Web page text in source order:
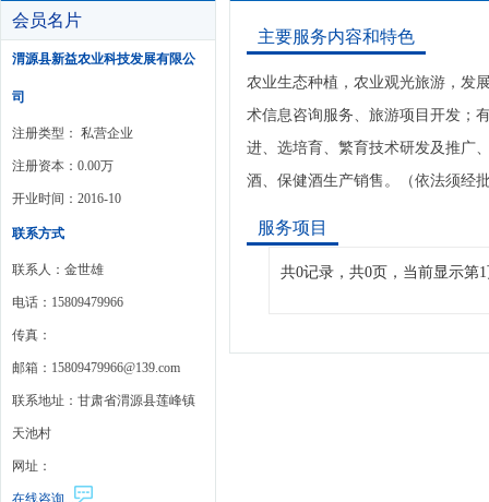
会员名片
渭源县新益农业科技发展有限公
司
注册类型： 私营企业
注册资本：0.00万
开业时间：2016-10
联系方式
联系人：金世雄
电话：15809479966
传真：
邮箱：15809479966@139.com
联系地址：甘肃省渭源县莲峰镇
天池村
网址：
在线咨询...
主要服务内容和特色
农业生态种植，农业观光旅游，发
术信息咨询服务、旅游项目开发；
进、选培育、繁育技术研发及推广
酒、保健酒生产销售。（依法须经
服务项目
共0记录，共0页，当前显示第